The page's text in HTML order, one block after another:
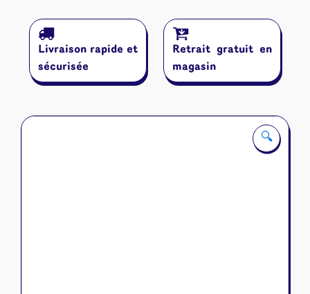
🔍
Livraison rapide et
sécurisée
Retrait gratuit en
magasin